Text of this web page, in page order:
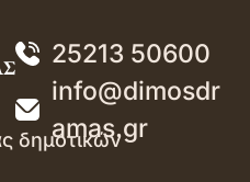
25213 50600
info@dimosdr
amas.gr
δημοτικών